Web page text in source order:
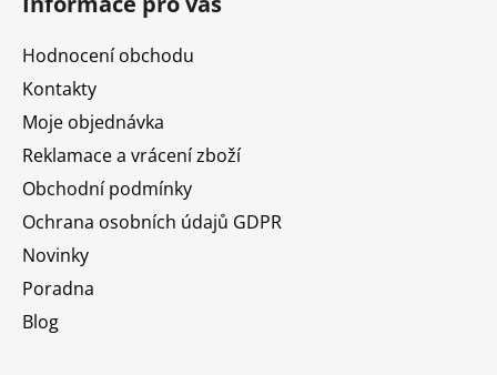
Hodnocení obchodu
Kontakty
Moje objednávka
Reklamace a vrácení zboží
Obchodní podmínky
Ochrana osobních údajů GDPR
Novinky
Poradna
Blog